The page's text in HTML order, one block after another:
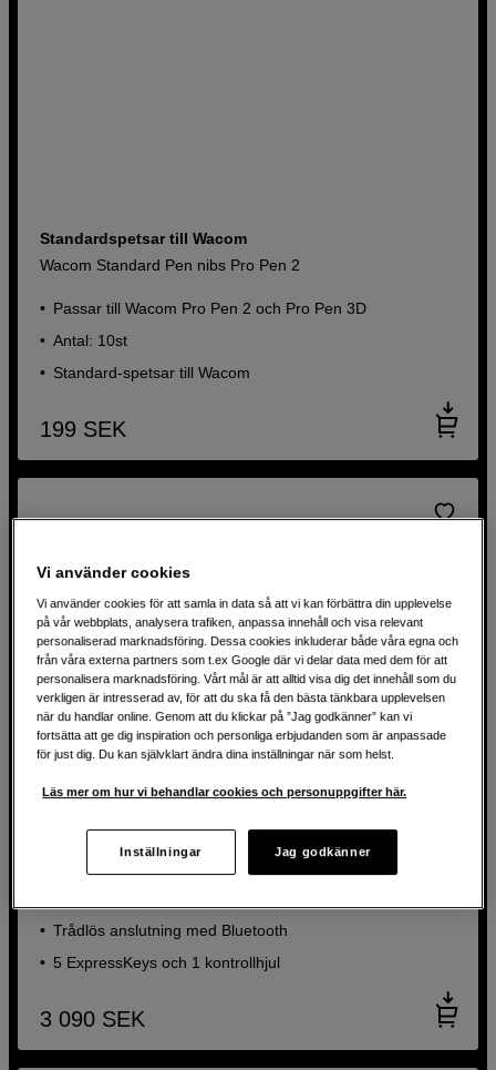
Standardspetsar till Wacom
Wacom Standard Pen nibs Pro Pen 2
Passar till Wacom Pro Pen 2 och Pro Pen 3D
Antal: 10st
Standard-spetsar till Wacom
199 SEK
Elegant redigeringsverktyg med penna
Wacom Intuos Pro Small (2025)
Trådlös anslutning med Bluetooth
5 ExpressKeys och 1 kontrollhjul
3 090 SEK
Vi använder cookies
Vi använder cookies för att samla in data så att vi kan förbättra din upplevelse
på vår webbplats, analysera trafiken, anpassa innehåll och visa relevant
personaliserad marknadsföring. Dessa cookies inkluderar både våra egna och
från våra externa partners som t.ex Google där vi delar data med dem för att
personalisera marknadsföring. Vårt mål är att alltid visa dig det innehåll som du
verkligen är intresserad av, för att du ska få den bästa tänkbara upplevelsen
när du handlar online. Genom att du klickar på ”Jag godkänner” kan vi
fortsätta att ge dig inspiration och personliga erbjudanden som är anpassade
för just dig. Du kan självklart ändra dina inställningar när som helst.
Läs mer om hur vi behandlar cookies och personuppgifter här.
Inställningar Jag godkänner